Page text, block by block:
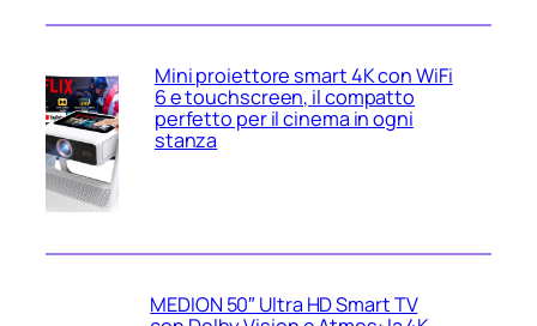
Mini proiettore smart 4K con WiFi
6 e touchscreen, il compatto
perfetto per il cinema in ogni
stanza
MEDION 50″ Ultra HD Smart TV